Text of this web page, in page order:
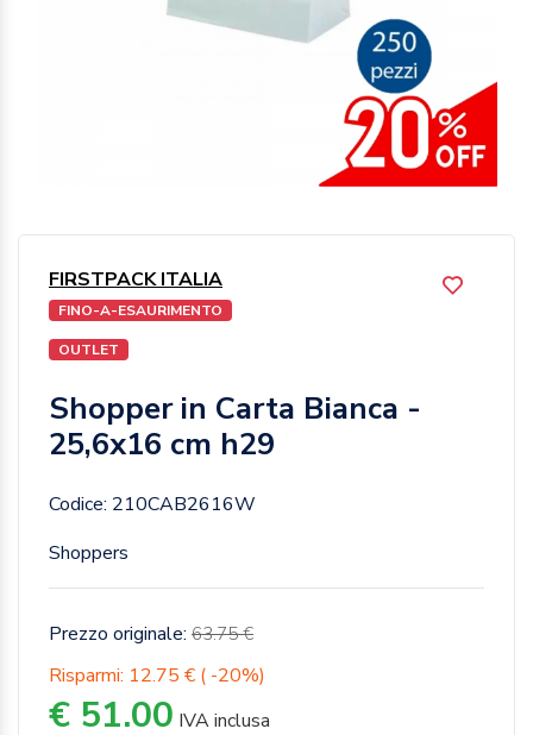
FIRSTPACK ITALIA
FINO-A-ESAURIMENTO
OUTLET
Shopper in Carta Bianca -
25,6x16 cm h29
Codice: 210CAB2616W
Shoppers
Prezzo originale: 63.75 €
Risparmi: 12.75 € ( -20%)
€ 51.00 IVA inclusa